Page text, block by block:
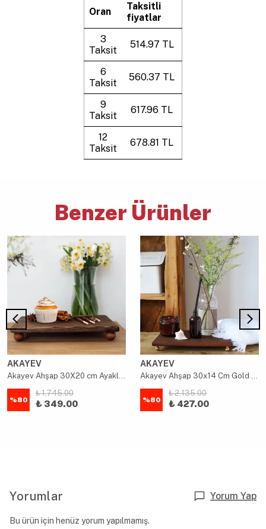
Oran
Taksitli
fiyatlar
3
Taksit
514.97 TL
6
Taksit
560.37 TL
9
Taksit
617.96 TL
12
Taksit
678.81 TL
Benzer Ürünler
AKAYEV
Akayev Ahşap 30X20 cm Ayaklı Sunum Tabağı
%80
₺ 1,745.00
₺ 349.00
AKAYEV
Akayev Ahşap 30x14 Cm Gold Altın Boncuk Ayaklı Sunum Tabağı
%80
₺ 2,135.00
₺ 427.00
Yorumlar Yorum Yap
Bu ürün için henüz yorum yapılmamış.